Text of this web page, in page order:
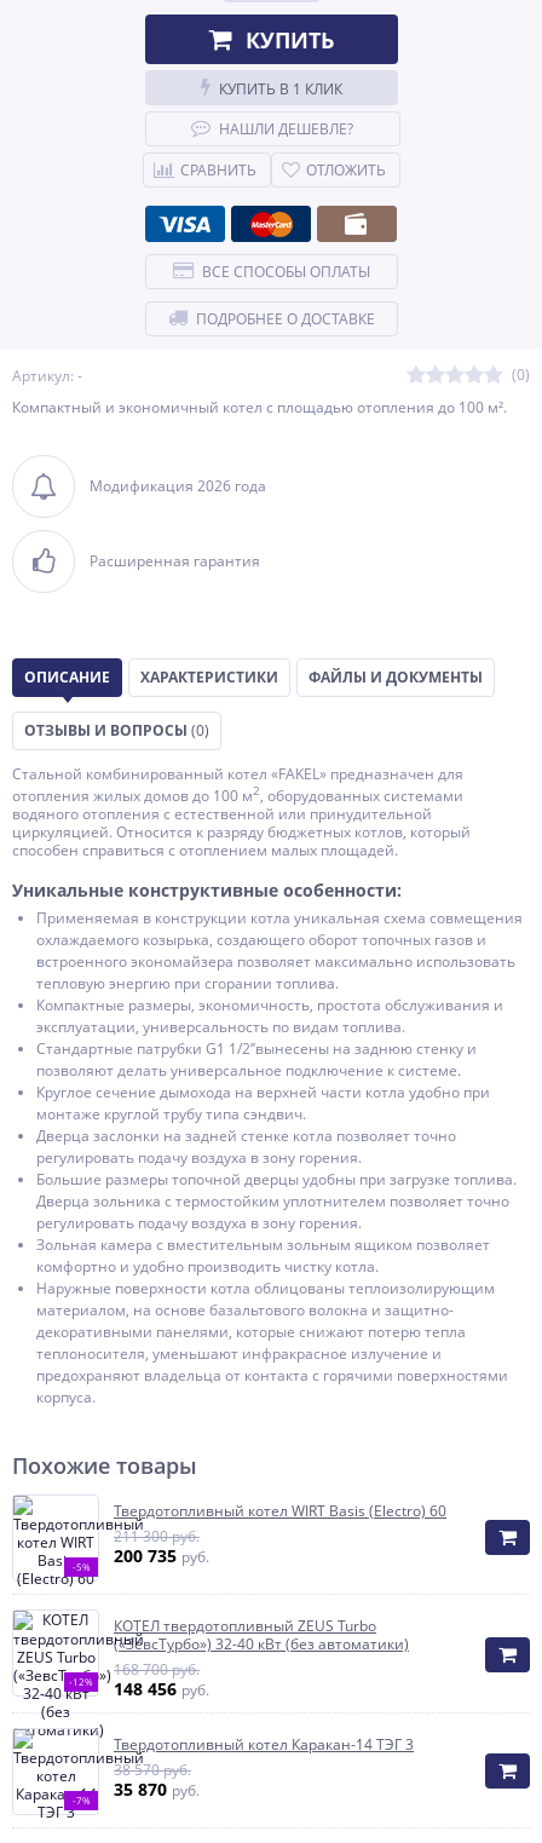
Артикул: -
(0)
Компактный и экономичный котел с площадью отопления до 100 м².
Модификация 2026 года
Расширенная гарантия
КУПИТЬ
КУПИТЬ В 1 КЛИК
НАШЛИ ДЕШЕВЛЕ?
СРАВНИТЬ
ОТЛОЖИТЬ
ВСЕ СПОСОБЫ ОПЛАТЫ
ПОДРОБНЕЕ О ДОСТАВКЕ
ОПИСАНИЕ ХАРАКТЕРИСТИКИ ФАЙЛЫ И ДОКУМЕНТЫ
ОТЗЫВЫ И ВОПРОСЫ (0)
Стальной комбинированный котел «FAKEL» предназначен для
отопления жилых домов до 100 м2, оборудованных системами
водяного отопления с естественной или принудительной
циркуляцией. Относится к разряду бюджетных котлов, который
способен справиться с отоплением малых площадей.
Уникальные конструктивные особенности:
Применяемая в конструкции котла уникальная схема совмещения
охлаждаемого козырька, создающего оборот топочных газов и
встроенного экономайзера позволяет максимально использовать
тепловую энергию при сгорании топлива.
Компактные размеры, экономичность, простота обслуживания и
эксплуатации, универсальность по видам топлива.
Стандартные патрубки G1 1/2’’вынесены на заднюю стенку и
позволяют делать универсальное подключение к системе.
Круглое сечение дымохода на верхней части котла удобно при
монтаже круглой трубу типа сэндвич.
Дверца заслонки на задней стенке котла позволяет точно
регулировать подачу воздуха в зону горения.
Большие размеры топочной дверцы удобны при загрузке топлива.
Дверца зольника с термостойким уплотнителем позволяет точно
регулировать подачу воздуха в зону горения.
Зольная камера с вместительным зольным ящиком позволяет
комфортно и удобно производить чистку котла.
Наружные поверхности котла облицованы теплоизолирующим
материалом, на основе базальтового волокна и защитно-
декоративными панелями, которые снижают потерю тепла
теплоносителя, уменьшают инфракрасное излучение и
предохраняют владельца от контакта с горячими поверхностями
корпуса.
Похожие товары
-5%
Твердотопливный котел WIRT Basis (Electro) 60
211 300 руб.
200 735 руб.
-12%
КОТЕЛ твердотопливный ZEUS Turbo
(«ЗевсТурбо») 32-40 кВт (без автоматики)
168 700 руб.
148 456 руб.
-7%
Твердотопливный котел Каракан-14 ТЭГ 3
38 570 руб.
35 870 руб.